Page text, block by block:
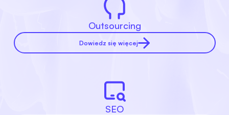
Outsourcing
Dowiedz się więcej
SEO